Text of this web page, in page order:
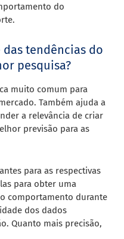
do
tendências do
pesquisa?
muito comum para
Também ajuda a
a relevância de criar
previsão para as
para as respectivas
para obter uma
comportamento durante
dos dados
Quanto mais precisão,